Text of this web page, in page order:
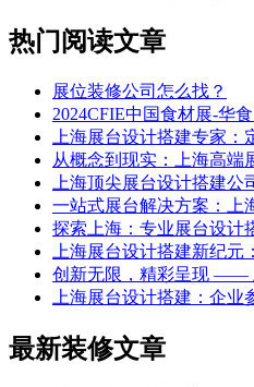
热门阅读文章
展位装修公司怎么找？
2024CFIE中国食材展-华
上海展台设计搭建专家
从概念到现实：上海高端
上海顶尖展台设计搭建
一站式展台解决方案：上
探索上海：专业展台设计
上海展台设计搭建新纪
创新无限，精彩呈现 ——
上海展台设计搭建：企业
最新装修文章